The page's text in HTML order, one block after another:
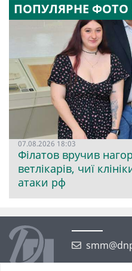
ПОПУЛЯРНЕ ФОТО
07.08.2026 18:03
Філатов вручив
ветлікарів, чиї
атаки рф